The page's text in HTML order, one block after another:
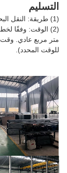
التسليم
(1) طريقة: النقل البحري أو البري
للوقت المحدد).